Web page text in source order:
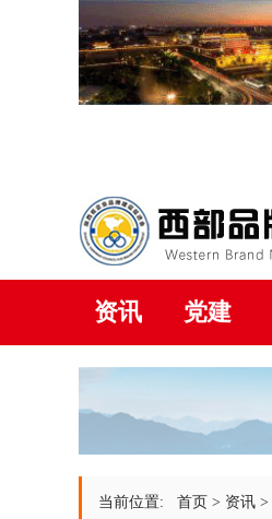
资讯 党建
当前位置: 首页 > 资讯 >